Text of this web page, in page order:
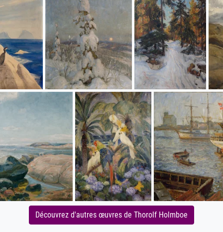
Découvrez d'autres œuvres de Thorolf Holmboe